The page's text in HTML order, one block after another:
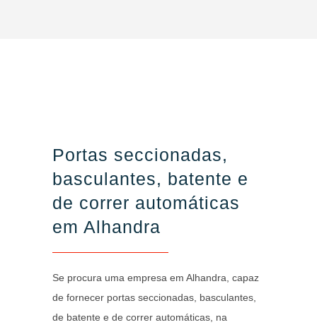
Portas seccionadas,
basculantes, batente e
de correr automáticas
em Alhandra
Se procura uma empresa em Alhandra, capaz
de fornecer portas seccionadas, basculantes,
de batente e de correr automáticas, na